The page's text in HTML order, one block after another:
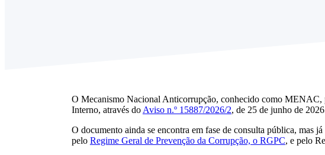
O Mecanismo Nacional Anticorrupção, conhecido como
Interno, através do Aviso n.º 15887/2026/2, de 25 de junho de
O documento ainda se encontra em fase de consulta pública, mas
pelo Regime Geral de Prevenção da Corrupção, o RGPC, e pelo